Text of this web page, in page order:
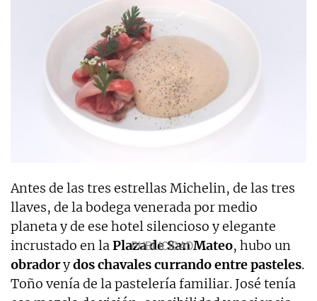
Antes de las tres estrellas Michelin, de las tres
llaves, de la bodega venerada por medio
planeta y de ese hotel silencioso y elegante
incrustado en laPlaza de San Mateo, hubo un
obradorydos chavales currando entre pasteles.
Toño venía de la pastelería familiar. José tenía